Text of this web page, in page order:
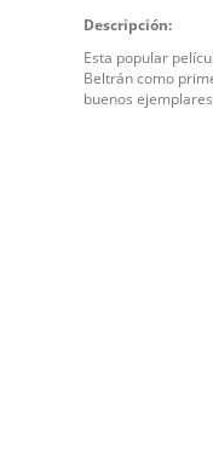
Descripción:
Esta popular
Beltrán como
buenos